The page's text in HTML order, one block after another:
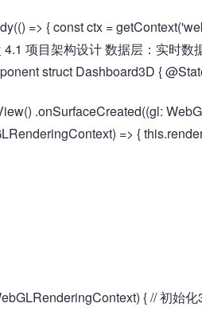
=> { const ctx =
项目架构设计 数据层：实时数
struct Dashboard3D {
.onSurfaceCreated((gl:
=> {
{ // 初始